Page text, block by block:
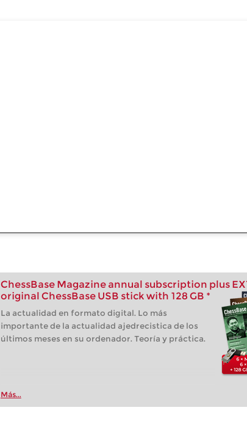
ChessBase Magazine annual subscription plus
original ChessBase USB stick with 128 GB *
La actualidad en formato digital. Lo más
importante de la actualidad ajedrecistica de los
últimos meses en su ordenador. Teoría y práctica.
Más...